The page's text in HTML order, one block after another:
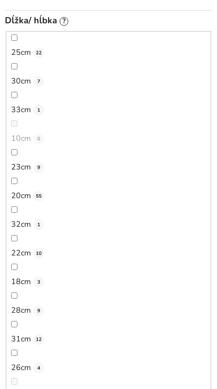
Dĺžka/ hĺbka ?
25cm 22
30cm 7
33cm 1
10cm 0
23cm 9
20cm 55
32cm 1
22cm 10
18cm 3
28cm 9
31cm 12
26cm 4